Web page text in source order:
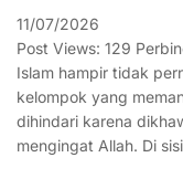
11/07/2026
Post Views: 129
Islam hampir tidak
kelompok yang
dihindari karena
mengingat Allah. Di